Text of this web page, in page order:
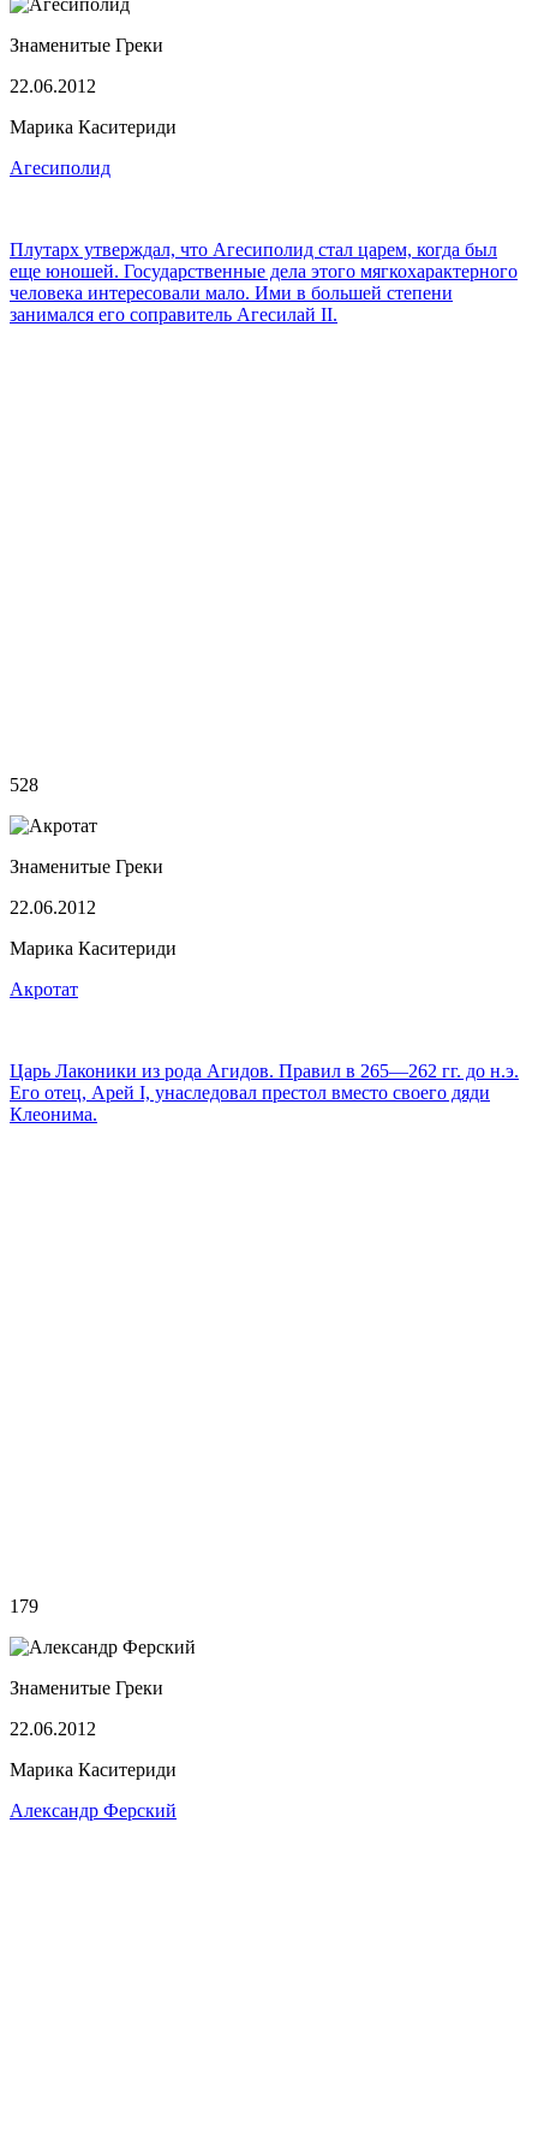
Знаменитые Греки
22.06.2012
Марика Каситериди
Агесиполид
Плутарх утверждал, что Агесиполид стал царем, когда был
еще юношей. Государственные дела этого мягкохарактерного
человека интересовали мало. Ими в большей степени
занимался его соправитель Агесилай ІІ.
528
Знаменитые Греки
22.06.2012
Марика Каситериди
Акротат
Царь Лаконики из рода Агидов. Правил в 265—262 гг. до н.э.
Его отец, Арей І, унаследовал престол вместо своего дяди
Клеонима.
179
Знаменитые Греки
22.06.2012
Марика Каситериди
Александр Ферский